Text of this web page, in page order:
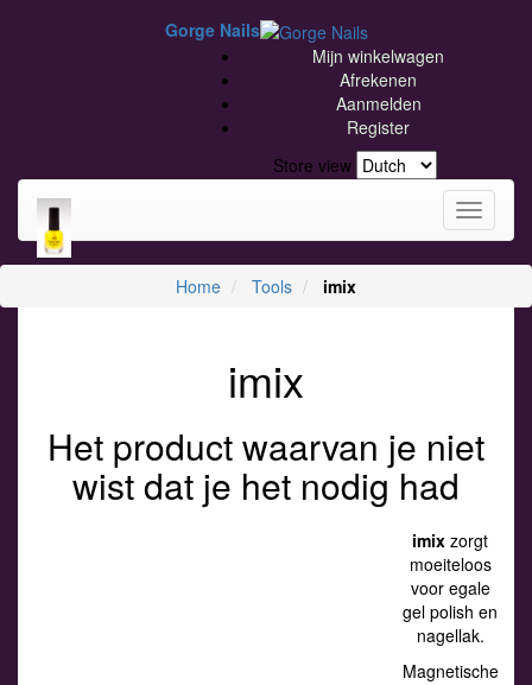
Gorge Nails
Mijn winkelwagen
Afrekenen
Aanmelden
Register
Store view
Toggle
Home Tools imix
imix
Het product waarvan je niet
wist dat je het nodig had
imix zorgt
moeiteloos
voor egale
gel polish en
nagellak.
Magnetische